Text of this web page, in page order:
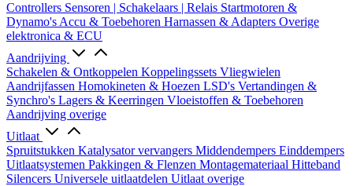
Controllers Sensoren | Schakelaars | Relais Startmotoren &
Dynamo's Accu & Toebehoren Harnassen & Adapters Overige
elektronica & ECU
Aandrijving
Schakelen & Ontkoppelen Koppelingssets Vliegwielen
Aandrijfassen Homokineten & Hoezen LSD's Vertandingen &
Synchro's Lagers & Keerringen Vloeistoffen & Toebehoren
Aandrijving overige
Uitlaat
Spruitstukken Katalysator vervangers Middendempers Einddempers
Uitlaatsystemen Pakkingen & Flenzen Montagemateriaal Hitteband
Silencers Universele uitlaatdelen Uitlaat overige